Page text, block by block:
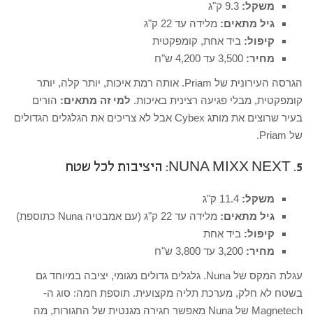
משקל:
גיל מתאים: מלידה עד 22 ק"ג
קיפול: ביד אחת, קומפקטית
מחיר:
הגרסה העירונית של Priam. אותה רמת איכות, יותר קלה, יותר
קומפקטית, מבלי פגיעה רצינית באיכות. למי זה מתאים: הורים
בעיר שרוצים את מותג Cybex אבל לא צריכים את הגלגלים הגדולים
של Priam.
5. NUNA MIXX NEXT: היציבות לכל שטח
משקל:
גיל מתאים: מלידה עד 22 ק"ג (עם אמבטיה Nuna כתוספת)
קיפול: ביד אחת
מחיר:
עגלת המקס של Nuna. גלגלים גדולים מגומי, יציבה במיוחד גם
בשטח לא חלק, מערכת תליה מקצועית. תוספת חמה: סוג ה-
Magnetech של Nuna מאפשר חגירה מגנטית של החגורות, מה